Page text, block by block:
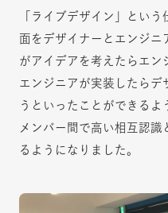
「ライブデザイン」とい
面をデザイナーとエンジニ
がアイデアを考えたらエン
エンジニアが実装したらデ
うといったことができるよ
メンバー間で高い相互認識
るようになりました。